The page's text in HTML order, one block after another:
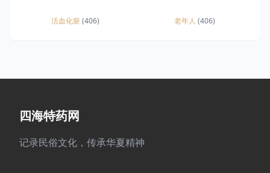
活血化瘀(406) 老年人 (406)
四海特药网
记录民俗文化，传承华夏精神